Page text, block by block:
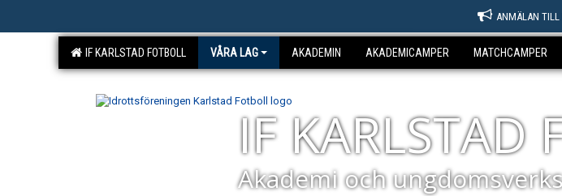
ANMÄLAN
IF KARLSTAD FOTBOLL VÅRA LAG AKADEMIN AKADEMICAMPER MATCHCAMPER
IF KARLSTAD
Akademi och